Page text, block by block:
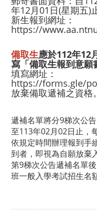
年12月01日(星期五)
新生報到網址：
https://
備取生應於112年12
寫「備取生報到意願
填寫網址：
https://forms.gle/
放棄備取遞補之資格。
遞補名單將分9梯次公
至113年02月02日止，
依規定時間辦理報到手
到者，即視為自願放棄
第9梯次公告遞補名單
班一般入學考試招生名